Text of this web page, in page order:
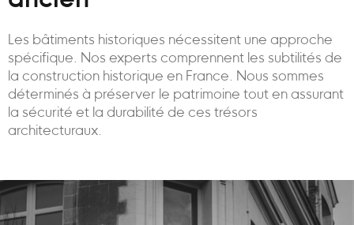
Les bâtiments historiques nécessitent une approche
spécifique. Nos experts comprennent les subtilités de
la construction historique en France. Nous sommes
déterminés à préserver le patrimoine tout en assurant
la sécurité et la durabilité de ces trésors
architecturaux.